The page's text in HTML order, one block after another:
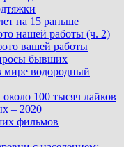
на 15 раньше
нашей работы (ч. 2)
вашей работы
бывших
мире водородный
100 тысяч лайков
– 2020
фильмов